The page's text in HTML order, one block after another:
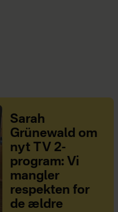
Sarah
Grünewald om
nyt TV 2-
program: Vi
mangler
respekten for
de ældre